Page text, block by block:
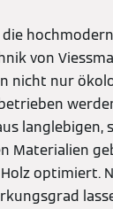
von
nicht nur
langlebigen,
Materialien
optimiert.